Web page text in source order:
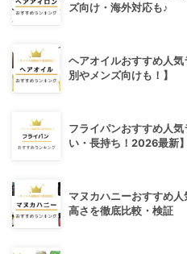
ズ向け・海外対応も♪
ヘアオイルおすすめ人
別やメンズ向けも！】
フライパンおすすめ人
い・長持ち！2026最新】
マヌカハニーおすすめ
高さを徹底比較・検証